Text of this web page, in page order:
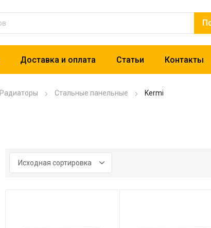
Доставка и оплата Статьи Контакты
Радиаторы Стальные панельные Kermi